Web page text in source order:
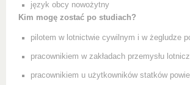
język obcy nowożytny
Kim mogę zostać po studiach?
pilotem w lotnictwie cywilnym i w żegludze
pracownikiem w zakładach przemysłu
pracownikiem u użytkowników statków